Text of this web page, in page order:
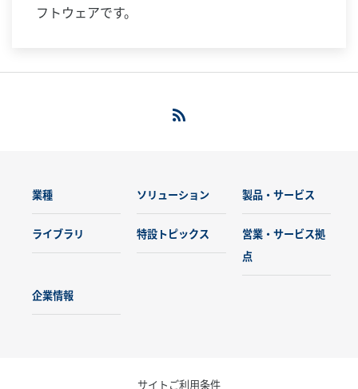
フトウェアです。
業種 ソリューション 製品・サービス
ライブラリ 特設トピックス
営業・サービス拠
点
企業情報
サイトご利用条件